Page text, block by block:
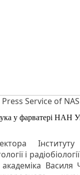
Press Service of
у фарватері НАН
Інституту
і
Василя